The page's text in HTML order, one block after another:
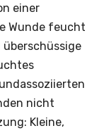
einer
Wunde feucht
nicht
Kleine,